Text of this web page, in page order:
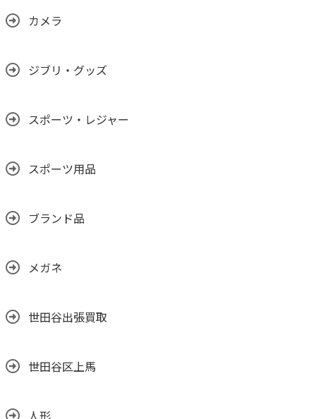
カメラ
ジブリ・グッズ
スポーツ・レジャー
スポーツ用品
ブランド品
メガネ
世田谷出張買取
世田谷区上馬
人形